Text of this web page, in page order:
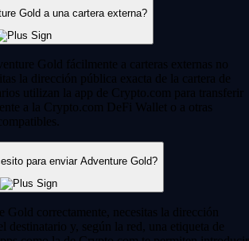
Gold a una cartera externa?
Gold fácilmente a carteras externas no
la dirección pública exacta de la cartera de
utilizan la app de Crypto.com para transferir
a la Crypto.com DeFi Wallet o a otras
para enviar Adventure Gold?
Gold correctamente, necesitas la dirección
destinatario y, según la red, una etiqueta de